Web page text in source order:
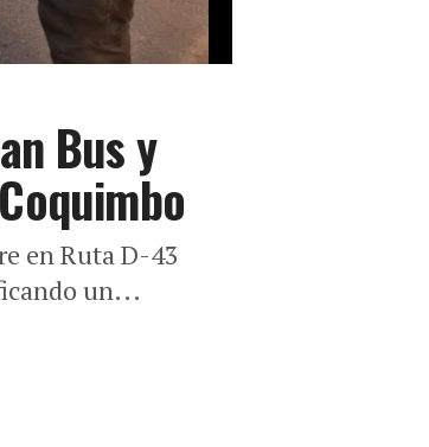
Bus y
en Ruta D-43
un...